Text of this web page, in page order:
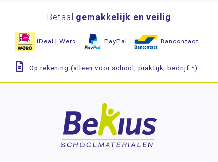
Betaal gemakkelijk en veilig
iDeal | Wero PayPal Bancontact
Op rekening (alleen voor school, praktijk, bedrijf *)